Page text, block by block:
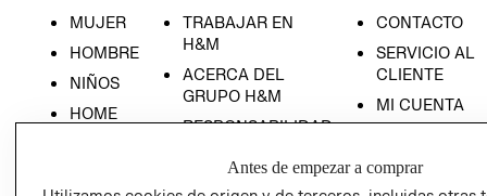
MUJER
HOMBRE
NIÑOS
HOME
TRABAJAR EN
H&M
ACERCA DEL
GRUPO H&M
RESPONSABILIDAD
PRENSA
CONTACTO
SERVICIO AL
CLIENTE
MI CUENTA
Antes de empezar a comprar